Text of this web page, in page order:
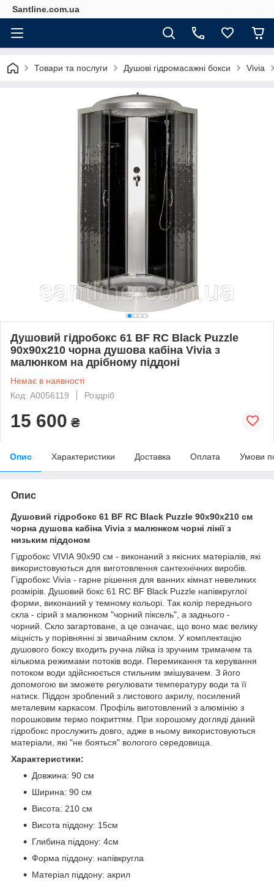
Santline.com.ua
Товари та послуги Душові гідромасажні бокси Vivia
Душовий гідробокс 61 BF RC Black Puzzle
90х90х210 чорна душова кабіна Vivia з
малюнком на дрібному піддоні
Немає в наявності
Код: А0056119
Роздріб
15 600 ₴
Опис Характеристики Доставка Оплата Умови
Опис
Душовий гідробокс 61 BF RC Black Puzzle 90х90х210 см
чорна душова кабіна Vivia з малюнком чорні лінії з
низьким піддоном
Гідробокс VIVIA 90х90 см - виконаний з якісних матеріалів, які
використовуються для виготовлення сантехнічних виробів.
Гідробокс Vivia - гарне рішення для ванних кімнат невеликих
розмірів. Душовий бокс 61 RC BF Black Puzzle напівкруглої
форми, виконаний у темному кольорі. Так колір переднього
скла - сірий з малюнком "чорний піксель", а заднього -
чорний. Скло загартоване, а це означає, що воно має велику
міцність у порівнянні зі звичайним склом. У комплектацію
душового боксу входить ручна лійка із зручним тримачем та
кількома режимами потоків води. Перемикання та керування
потоком води здійснюється стильним змішувачем. З його
допомогою ви зможете регулювати температуру води та її
натиск. Піддон зроблений з листового акрилу, посилений
металевим каркасом. Профіль виготовлений з алюмінію з
порошковим термо покриттям. При хорошому догляді даний
гідробокс прослужить довго, адже в ньому використовуються
матеріали, які "не бояться" вологого середовища.
Характеристики:
Довжина: 90 см
Ширина: 90 см
Висота: 210 см
Висота піддону: 15см
Глибина піддону: 4см
Форма піддону: напівкругла
Матеріал піддону: акрил